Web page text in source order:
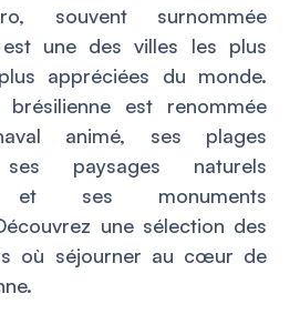
souvent surnommée
une des villes les plus
appréciées du monde.
est renommée
animé, ses plages
ses paysages naturels
et ses monuments
une sélection des
où séjourner au cœur de